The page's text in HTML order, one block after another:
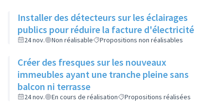
Installer des détecteurs sur les éclairages
publics pour réduire la facture d'électricité
24 nov. Non réalisable Propositions non réalisables
Créer des fresques sur les nouveaux
immeubles ayant une tranche pleine sans
balcon ni terrasse
24 nov. En cours de réalisation Propositions réalisées